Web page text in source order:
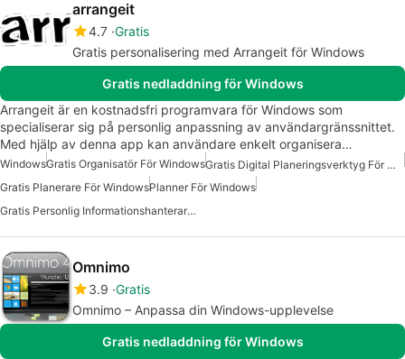
arrangeit
4.7 Gratis
Gratis personalisering med Arrangeit för Windows
Gratis nedladdning för Windows
Arrangeit är en kostnadsfri programvara för Windows som
specialiserar sig på personlig anpassning av användargränssnittet.
Med hjälp av denna app kan användare enkelt organisera…
WindowsGratis Organisatör För Windows
Gratis Digital Planeringsverktyg För Windows
Gratis Planerare För WindowsPlanner För Windows
Gratis Personlig Informationshanterare För Windows
Omnimo
3.9 Gratis
Omnimo – Anpassa din Windows-upplevelse
Gratis nedladdning för Windows